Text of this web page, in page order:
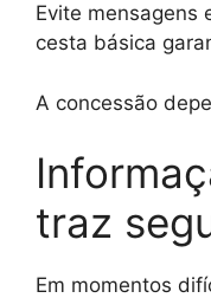
Evite mensagens
cesta básica
A concessão
traz
Em momentos